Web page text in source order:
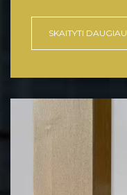
SKAITYTI DAUGIAU